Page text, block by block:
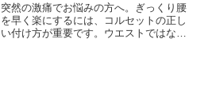
突然の激痛でお悩みの方へ。ぎっくり腰
を早く楽にするには、コルセットの正し
い付け方が重要です。ウエストではなく